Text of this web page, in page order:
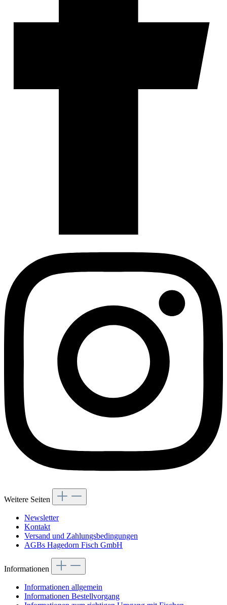
Weitere Seiten
Newsletter
Kontakt
Versand und Zahlungsbedingungen
AGBs Hagedorn Fisch GmbH
Informationen
Informationen allgemein
Informationen Bestellvorgang